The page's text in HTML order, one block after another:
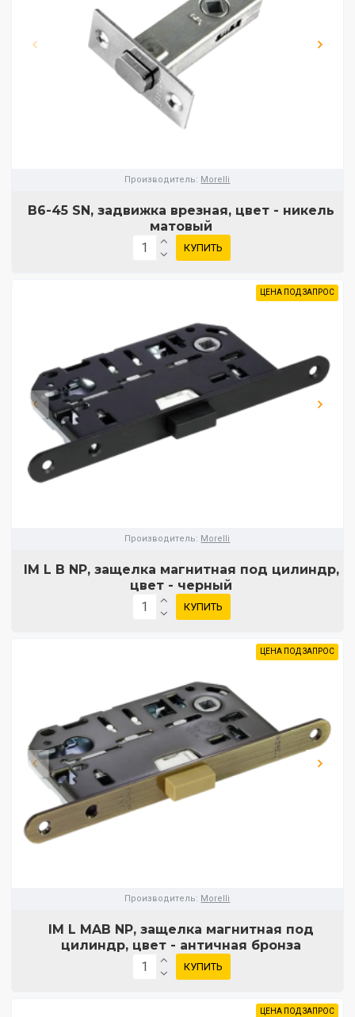
Производитель: Morelli
B6-45 SN, задвижка врезная, цвет - никель
матовый
КУПИТЬ
ЦЕНА ПОД ЗАПРОС
Производитель: Morelli
IM L B NP, защелка магнитная под цилиндр,
цвет - черный
КУПИТЬ
ЦЕНА ПОД ЗАПРОС
Производитель: Morelli
IM L MAB NP, защелка магнитная под
цилиндр, цвет - античная бронза
КУПИТЬ
ЦЕНА ПОД ЗАПРОС